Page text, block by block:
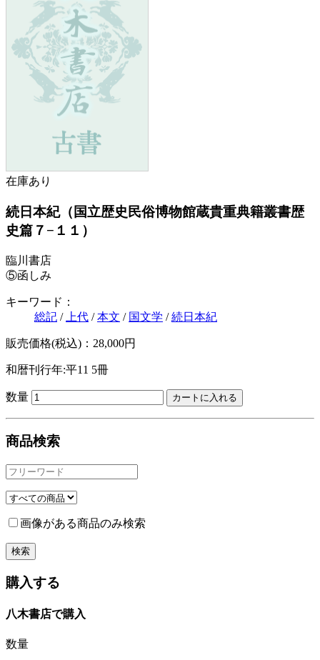
在庫あり
続日本紀（国立歴史民俗博物館蔵貴重典籍叢書歴
史篇７−１１）
臨川書店
⑤函しみ
キーワード：
総記 / 上代 /本文 / 国文学 /続日本紀
販売価格(税込)：28,000円
和暦刊行年:平11 5冊
数量
商品検索
画像がある商品のみ検索
購入する
八木書店で購入
数量